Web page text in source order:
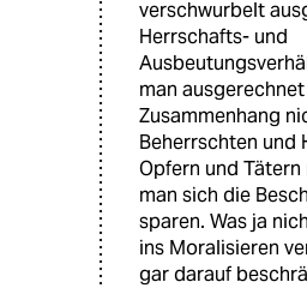
verschwurbelt
Herrschafts- und
man
Zusammenhang
Beherrschten und
Opfern und Tätern
man sich die
sparen. Was ja
ins Moralisieren
gar darauf